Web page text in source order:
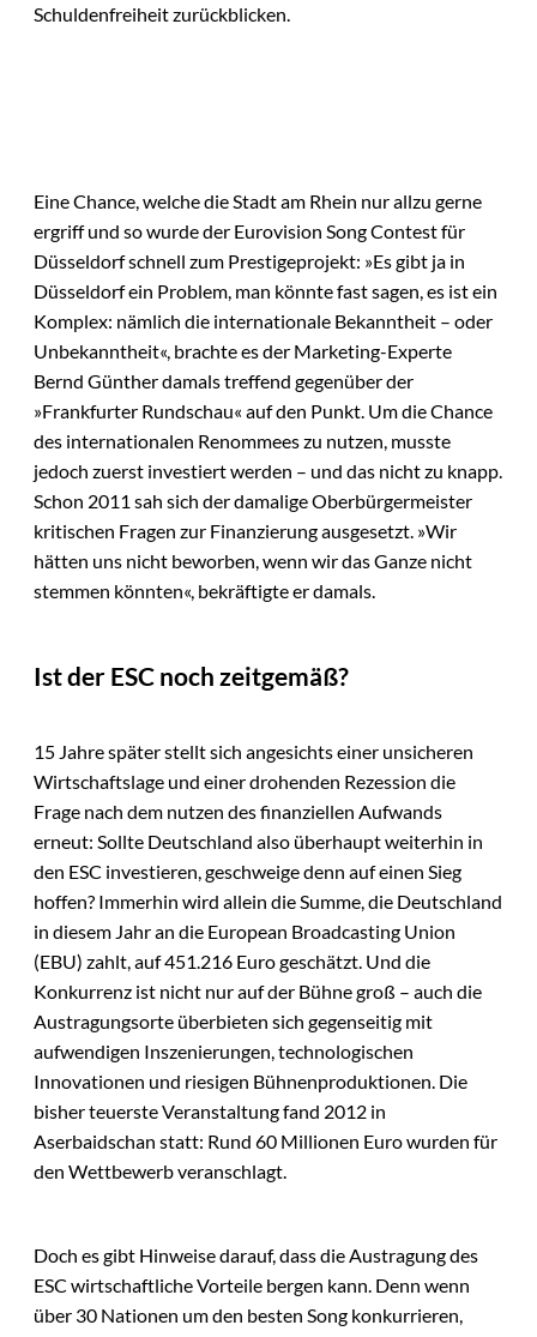
Schuldenfreiheit zurückblicken.
Eine Chance, welche die Stadt am Rhein nur allzu gerne
ergriff und so wurde der Eurovision Song Contest für
Düsseldorf schnell zum Prestigeprojekt: »Es gibt ja in
Düsseldorf ein Problem, man könnte fast sagen, es ist ein
Komplex: nämlich die internationale Bekanntheit – oder
Unbekanntheit«, brachte es der Marketing-Experte
Bernd Günther damals treffend gegenüber der
»Frankfurter Rundschau« auf den Punkt. Um die Chance
des internationalen Renommees zu nutzen, musste
jedoch zuerst investiert werden – und das nicht zu knapp.
Schon 2011 sah sich der damalige Oberbürgermeister
kritischen Fragen zur Finanzierung ausgesetzt. »Wir
hätten uns nicht beworben, wenn wir das Ganze nicht
stemmen könnten«, bekräftigte er damals.
Ist der ESC noch zeitgemäß?
15 Jahre später stellt sich angesichts einer unsicheren
Wirtschaftslage und einer drohenden Rezession die
Frage nach dem nutzen des finanziellen Aufwands
erneut: Sollte Deutschland also überhaupt weiterhin in
den ESC investieren, geschweige denn auf einen Sieg
hoffen? Immerhin wird allein die Summe, die Deutschland
in diesem Jahr an die European Broadcasting Union
(EBU) zahlt, auf 451.216 Euro geschätzt. Und die
Konkurrenz ist nicht nur auf der Bühne groß – auch die
Austragungsorte überbieten sich gegenseitig mit
aufwendigen Inszenierungen, technologischen
Innovationen und riesigen Bühnenproduktionen. Die
bisher teuerste Veranstaltung fand 2012 in
Aserbaidschan statt: Rund 60 Millionen Euro wurden für
den Wettbewerb veranschlagt.
Doch es gibt Hinweise darauf, dass die Austragung des
ESC wirtschaftliche Vorteile bergen kann. Denn wenn
über 30 Nationen um den besten Song konkurrieren,